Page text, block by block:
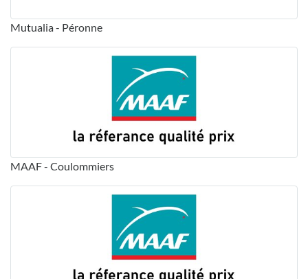
Mutualia - Péronne
MAAF - Coulommiers